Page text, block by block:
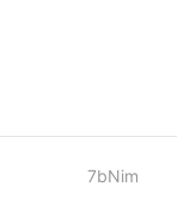
7bNim